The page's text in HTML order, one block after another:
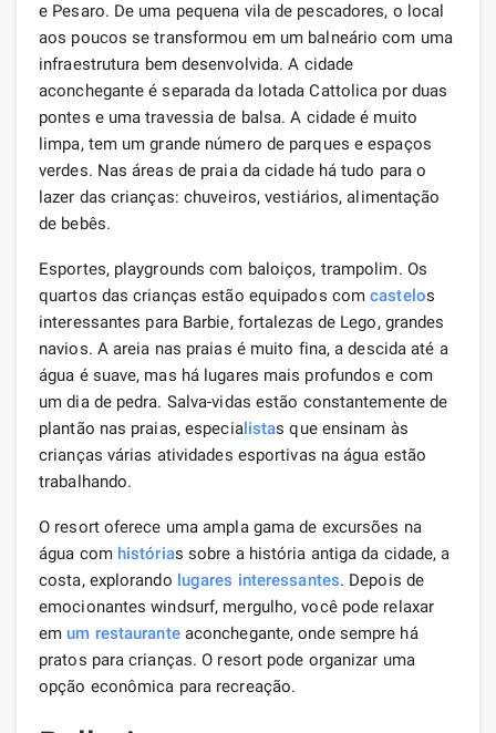
e Pesaro. De uma pequena vila de pescadores, o local
aos poucos se transformou em um balneário com uma
infraestrutura bem desenvolvida. A cidade
aconchegante é separada da lotada Cattolica por duas
pontes e uma travessia de balsa. A cidade é muito
limpa, tem um grande número de parques e espaços
verdes. Nas áreas de praia da cidade há tudo para o
lazer das crianças: chuveiros, vestiários, alimentação
de bebês.
Esportes, playgrounds com baloiços, trampolim. Os
quartos das crianças estão equipados comcastelos
interessantes para Barbie, fortalezas de Lego, grandes
navios. A areia nas praias é muito fina, a descida até a
água é suave, mas há lugares mais profundos e com
um dia de pedra. Salva-vidas estão constantemente de
plantão nas praias, especialistas que ensinam às
crianças várias atividades esportivas na água estão
trabalhando.
O resort oferece uma ampla gama de excursões na
água com histórias sobre a história antiga da cidade, a
costa, explorando lugares interessantes. Depois de
emocionantes windsurf, mergulho, você pode relaxar
emum restauranteaconchegante, onde sempre há
pratos para crianças. O resort pode organizar uma
opção econômica para recreação.